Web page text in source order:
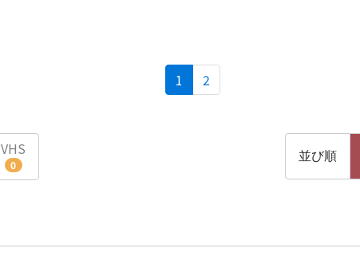
1 (current)
2
VHS
0
並び順